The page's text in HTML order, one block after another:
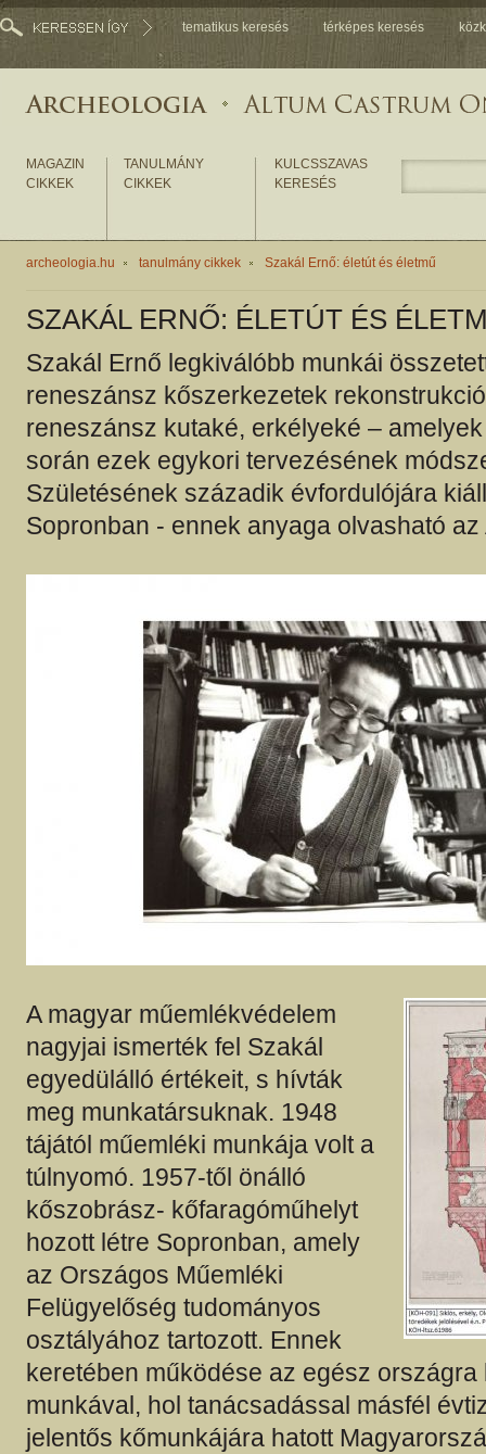
tematikus keresés térképes keresés
MAGAZIN
CIKKEK
TANULMÁNY
CIKKEK
KULCSSZAVAS
KERESÉS
archeologia.hu tanulmány cikkek Szakál Ernő: életút és életmű
SZAKÁL ERNŐ: ÉLETÚT ÉS
Szakál Ernő legkiválóbb munkái
reneszánsz kőszerkezetek
reneszánsz kutaké, erkélyeké –
során ezek egykori tervezésének
Születésének századik évfordulójára
Sopronban - ennek anyaga olvasható
A magyar műemlékvédelem
nagyjai ismerték fel Szakál
egyedülálló értékeit, s hívták
meg munkatársuknak. 1948
tájától műemléki munkája volt a
túlnyomó. 1957-től önálló
kőszobrász- kőfaragóműhelyt
hozott létre Sopronban, amely
az Országos Műemléki
Felügyelőség tudományos
osztályához tartozott. Ennek
keretében működése az egész országra
munkával, hol tanácsadással másfél
jelentős kőmunkájára hatott